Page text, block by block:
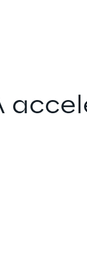
e migliora